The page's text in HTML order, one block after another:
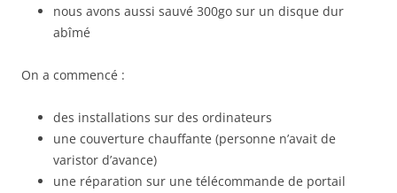
nous avons aussi sauvé 300go sur un disque dur
abîmé
On a commencé :
des installations sur des ordinateurs
une couverture chauffante (personne n’avait de
varistor d’avance)
une réparation sur une télécommande de portail